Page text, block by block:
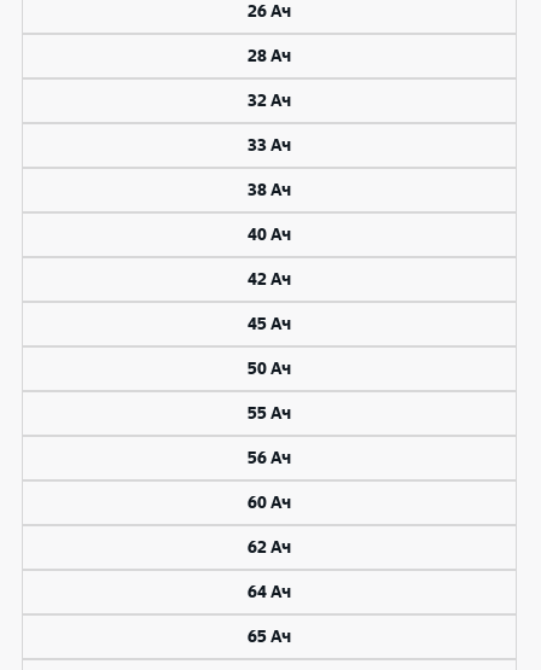
26 Ач
28 Ач
32 Ач
33 Ач
38 Ач
40 Ач
42 Ач
45 Ач
50 Ач
55 Ач
56 Ач
60 Ач
62 Ач
64 Ач
65 Ач